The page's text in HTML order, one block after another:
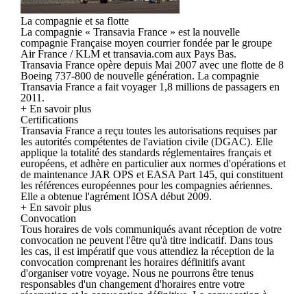
La compagnie et sa flotte
La compagnie « Transavia France » est la nouvelle
compagnie Française moyen courrier fondée par le groupe
Air France / KLM et transavia.com aux Pays Bas.
Transavia France opère depuis Mai 2007 avec une flotte de 8
Boeing 737-800 de nouvelle génération. La compagnie
Transavia France a fait voyager 1,8 millions de passagers en
2011.
+ En savoir plus
Certifications
Transavia France a reçu toutes les autorisations requises par
les autorités compétentes de l'aviation civile (DGAC). Elle
applique la totalité des standards réglementaires français et
européens, et adhère en particulier aux normes d'opérations et
de maintenance JAR OPS et EASA Part 145, qui constituent
les références européennes pour les compagnies aériennes.
Elle a obtenue l'agrément IOSA début 2009.
+ En savoir plus
Convocation
Tous horaires de vols communiqués avant réception de votre
convocation ne peuvent l'être qu'à titre indicatif. Dans tous
les cas, il est impératif que vous attendiez la réception de la
convocation comprenant les horaires définitifs avant
d'organiser votre voyage. Nous ne pourrons être tenus
responsables d'un changement d'horaires entre votre